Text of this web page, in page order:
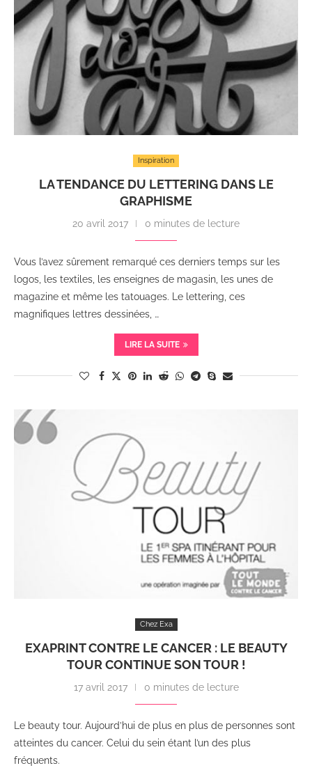
Inspiration
LA TENDANCE DU LETTERING DANS LE
GRAPHISME
20 avril 2017 0 minutes de lecture
Vous l’avez sûrement remarqué ces derniers temps sur les
logos, les textiles, les enseignes de magasin, les unes de
magazine et même les tatouages. Le lettering, ces
magnifiques lettres dessinées, …
LIRE LA SUITE
Chez Exa
EXAPRINT CONTRE LE CANCER : LE BEAUTY
TOUR CONTINUE SON TOUR !
17 avril 2017 0 minutes de lecture
Le beauty tour. Aujourd’hui de plus en plus de personnes sont
atteintes du cancer. Celui du sein étant l’un des plus
fréquents.